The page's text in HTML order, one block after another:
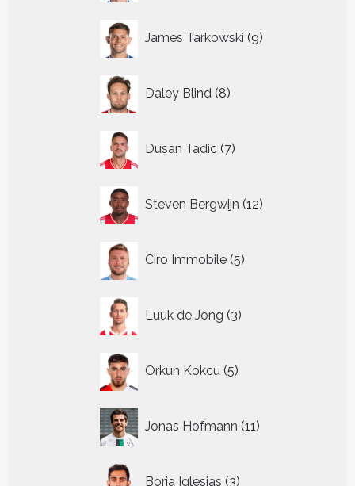
James Tarkowski 9
producten
Daley Blind 8
producten
Dusan Tadic 7
producten
Steven Bergwijn 12
producten
Ciro Immobile 5
producten
Luuk de Jong 3
producten
Orkun Kokcu 5
producten
Jonas Hofmann 11
producten
Borja Iglesias 3